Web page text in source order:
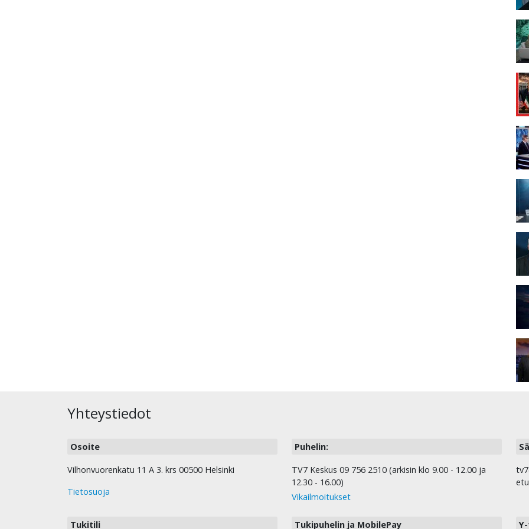
Yhteystiedot
Osoite
Vilhonvuorenkatu 11 A 3. krs 00500 Helsinki
Tietosuoja
Puhelin:
TV7 Keskus 09 756 2510 (arkisin klo 9.00 - 12.00 ja
12.30 - 16.00)
Vikailmoitukset
Tukitili Tukipuhelin ja MobilePay